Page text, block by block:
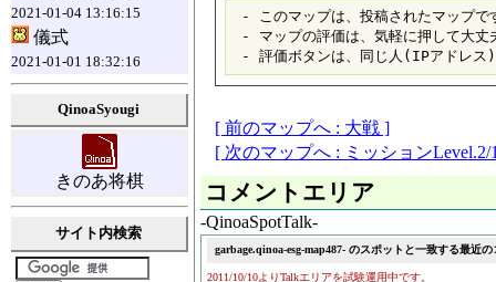
2021-01-04 13:16:15
儀式
2021-01-01 18:32:16
QinoaSyougi
きのあ将棋
サイト内検索
- このマップは、投稿されたマップで
- マップの評価は、気軽に押して大丈
[ 前のマップへ : 大戦 ]
[ 次のマップへ : ミッション
コメントエリア
-QinoaSpotTalk-